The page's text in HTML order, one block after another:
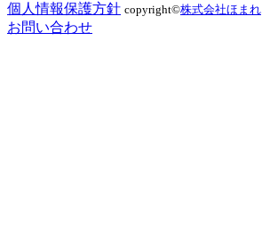
個人情報保護方針 copyright©株式会社ほまれ
お問い合わせ